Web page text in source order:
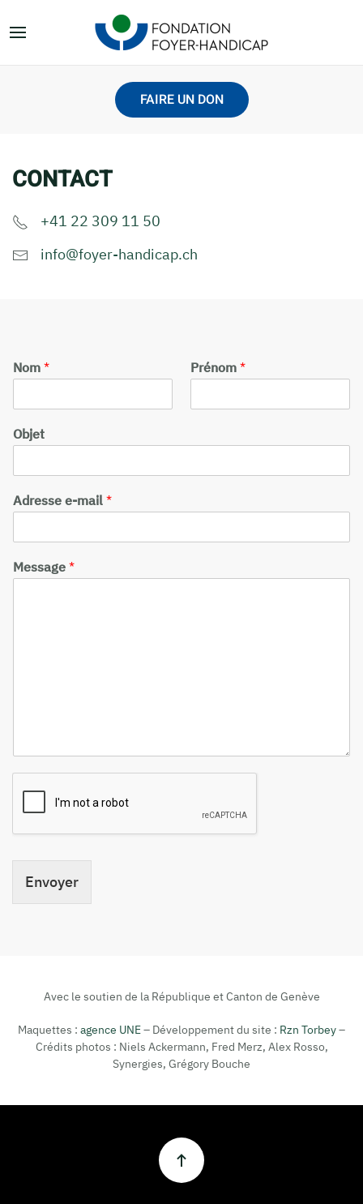
FAIRE UN DON
CONTACT
+41 22 309 11 50
info@foyer-handicap.ch
Nom * Prénom *
Objet
Adresse e-mail *
Message *
Envoyer
Avec le soutien de la République et Canton de Genève
Maquettes : agence UNE– Développement du site : Rzn Torbey–
Crédits photos : Niels Ackermann, Fred Merz, Alex Rosso,
Synergies, Grégory Bouche